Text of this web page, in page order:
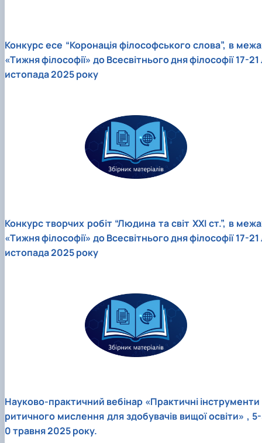
Конкурс есе “Коронація філософського слова”, в
«Тижня філософії» до Всесвітнього дня філософії 17-21
истопада 2025 року
Конкурс творчих робіт “Людина та світ ХХІ ст.”, в
«Тижня філософії» до Всесвітнього дня філософії 17-21
истопада 2025 року
Науково-практичний вебінар «Практичні інструменти
ритичного мислення для здобувачів вищої освіти» ,
0 травня 2025 року.